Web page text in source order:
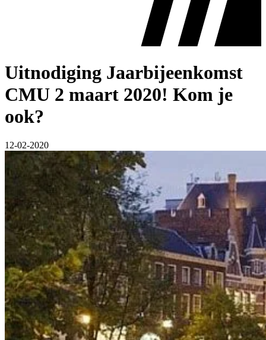
Uitnodiging Jaarbijeenkomst
CMU 2 maart 2020! Kom je
ook?
12-02-2020